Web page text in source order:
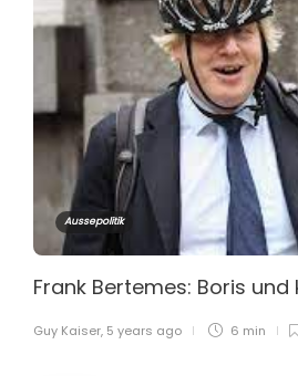
Aussepolitik
Frank Bertemes: Boris und
Guy Kaiser, 5 years ago 6 min